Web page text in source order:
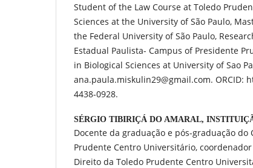
Student of the Law Course at Toledo
Sciences at the University of São Paulo,
the Federal University of São Paulo,
Estadual Paulista- Campus of Presidente
in Biological Sciences at University of Sao
ana.paula.miskulin29@gmail.com. ORCID:
4438-0928.
SÉRGIO TIBIRIÇÁ DO AMARAL,
Docente da graduação e pós-graduação
Prudente Centro Universitário,
Direito da Toledo Prudente Centro